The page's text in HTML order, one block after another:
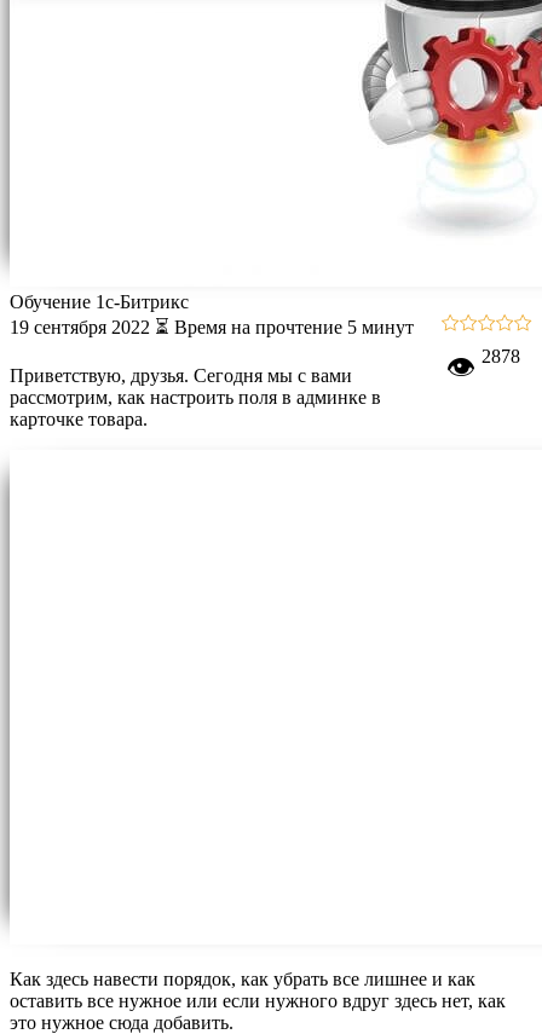
Обучение 1с-Битрикс
19 сентября 2022 ⏳ Время на прочтение 5 минут
👁 2878
Приветствую, друзья. Сегодня мы с вами
рассмотрим, как настроить поля в админке в
карточке товара.
Как здесь навести порядок, как убрать все лишнее и как
оставить все нужное или если нужного вдруг здесь нет, как
это нужное сюда добавить.